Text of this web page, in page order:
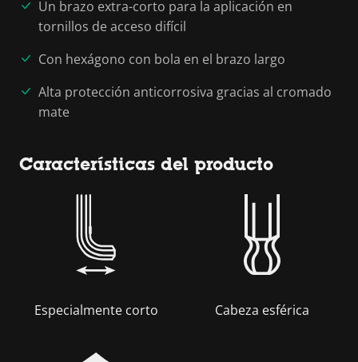
Un brazo extra-corto para la aplicación en
tornillos de acceso difícil
Con hexágono con bola en el brazo largo
Alta protección anticorrosiva gracias al cromado
mate
Características del producto
Especialmente corto Cabeza esférica